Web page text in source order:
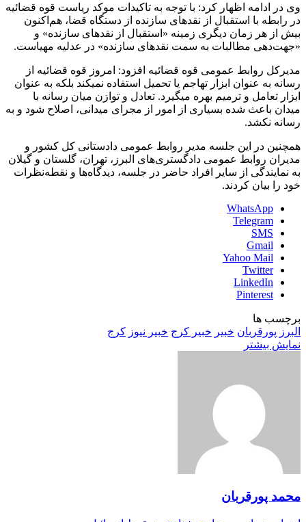
وی در ادامه اظهار کرد: با توجه به تاکیدات موکد ریاست قوه قضائیه
در رابطه با استقبال از نقد‌های سازنده از دستگاه قضا، هم‌اکنون
بیش از هر زمان دیگری زمینه «استقبال از نقد‌های سازنده» و
«جهت‌دهی مطالبات به سمت نقد‌های سازنده» در عدلیه مهیاست.
مدیرکل روابط عمومی قوه قضائیه افزود: امروز قوه قضائیه از
رسانه به عنوان ابزار تهاجم یا تحمیل استفاده نمیکند بلکه به عنوان
ابزار تعامل و ترمیم بهره میگیرد. تعادل و توازن میان رسانه با
میدان باعث شده بسیاری از امور از مجرای میدانی، اصلاح شود و به
رسانه نکشد.
همچنین در این جلسه مدیر روابط عمومی دادستانی کل کشور و
مدیران روابط عمومی دادگستری‌های البرز، تهران، گلستان و گیلان
به نمایندگی از سایر افراد حاضر در جلسه، دیدگاه‌ها و نقطه‌نظرات
خود را بیان کردند.
WhatsApp
Telegram
SMS
Gmail
Yahoo Mail
Twitter
LinkedIn
Pinterest
برچسب ها
البرز پورقربان خبیر خبیر کرج خبیر نیوز کرج
نمایش بیشتر
محمد پورقربان